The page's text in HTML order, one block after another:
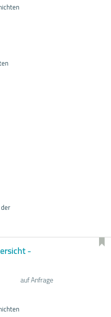
-
auf Anfrage